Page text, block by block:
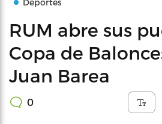
Deportes
RUM abre sus
Copa de
Juan Barea
0